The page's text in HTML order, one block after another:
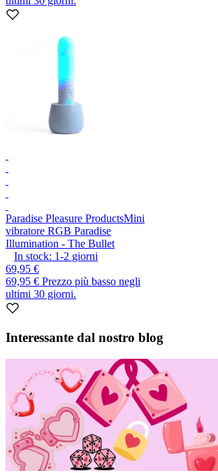
Paradise Pleasure ProductsMini
vibratore RGB Paradise
Illumination - The Bullet
In stock: 1-2 giorni
69,95 €
69,95 € Prezzo più basso negli
ultimi 30 giorni.
Interessante dal nostro blog